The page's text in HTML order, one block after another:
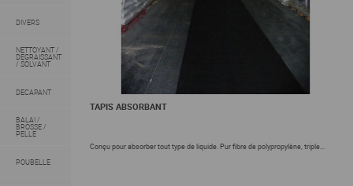
DIVERS
NETTOYANT /
DEGRAISSANT
/ SOLVANT
DECAPANT
BALAI /
BROSSE /
PELLE
POUBELLE
TAPIS ABSORBANT
Conçu pour absorber tout type de liquide. Pur fibre de polypropylène, triple...